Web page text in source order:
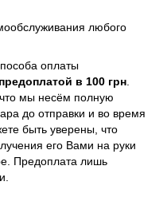
любого
оплаты
в 100 грн.
мы несём полную
до отправки и во время
быть уверены, что
его Вами на руки
Предоплата лишь